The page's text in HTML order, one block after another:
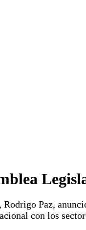
Paz,
con los